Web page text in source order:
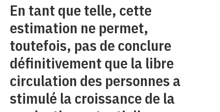
En tant que telle, cette
estimation ne permet,
toutefois, pas de conclure
définitivement que la libre
circulation des personnes a
stimulé la croissance de la